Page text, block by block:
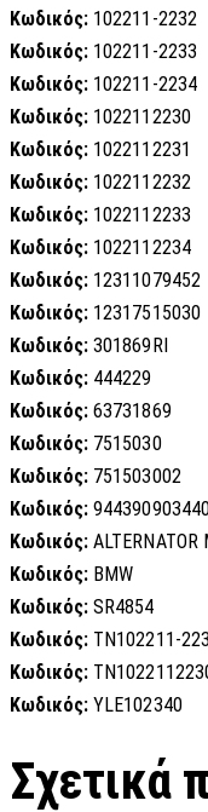
Κωδικός: 102211-2232
Κωδικός: 102211-2233
Κωδικός: 102211-2234
Κωδικός: 1022112230
Κωδικός: 1022112231
Κωδικός: 1022112232
Κωδικός: 1022112233
Κωδικός: 1022112234
Κωδικός: 12311079452
Κωδικός: 12317515030
Κωδικός: 301869RI
Κωδικός: 444229
Κωδικός: 63731869
Κωδικός: 7515030
Κωδικός: 751503002
Κωδικός:
Κωδικός:
Κωδικός: BMW
Κωδικός: SR4854
Κωδικός: TN102211-
Κωδικός:
Κωδικός: YLE102340
Σχετικά